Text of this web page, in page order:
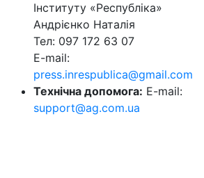
Інституту «Республіка»
Андрієнко Наталія
Тел: 097 172 63 07
E-mail:
press.inrespublica@gmail.com
Технічна допомога: E-mail:
support@ag.com.ua